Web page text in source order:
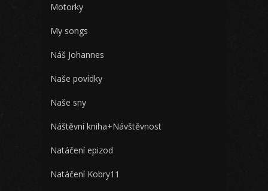
Motorky
My songs
Náš Johannes
Naše povídky
Naše sny
Náštěvní kniha+Návštěvnost
Natáčení epizod
Natáčení Kobry11